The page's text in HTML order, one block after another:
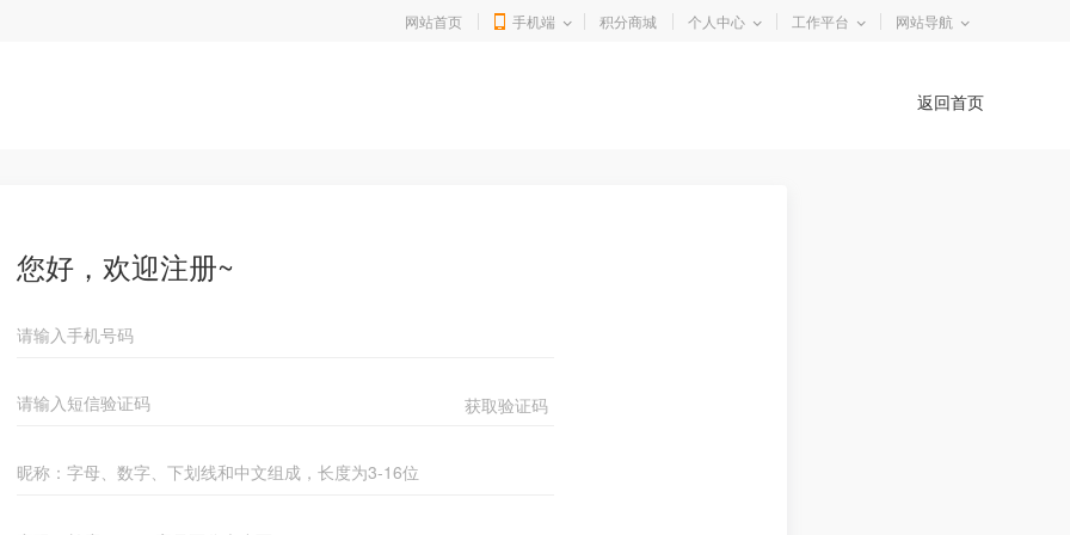
网站首页 手机端 积分商城 个人中心 工作平台 网站导航
返回首页
您好，欢迎注册~
获取验证码